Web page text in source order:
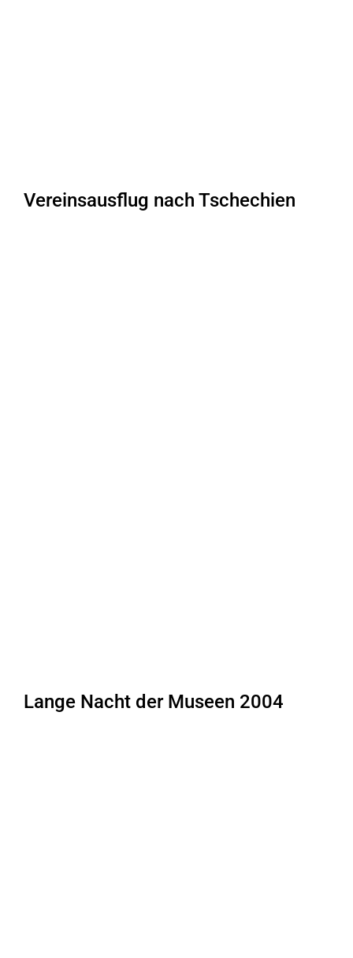
Vereinsausflug nach Tschechien
Lange Nacht der Museen 2004